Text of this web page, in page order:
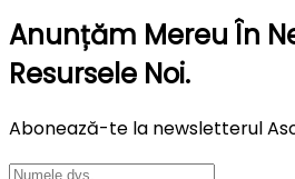
Anunțăm Mereu În
Resursele Noi.
Abonează-te la newsletterul